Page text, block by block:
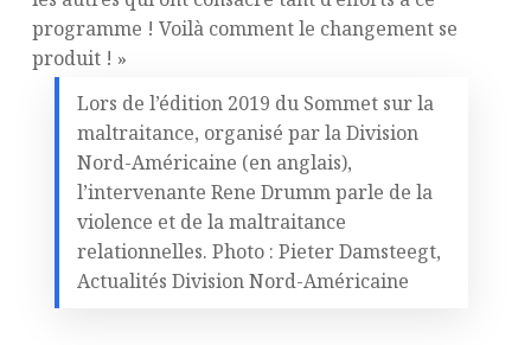
programme ! Voilà comment le changement se
produit ! »
Lors de l’édition 2019 du Sommet sur la
maltraitance, organisé par la Division
Nord-Américaine (en anglais),
l’intervenante Rene Drumm parle de la
violence et de la maltraitance
relationnelles. Photo : Pieter Damsteegt,
Actualités Division Nord-Américaine